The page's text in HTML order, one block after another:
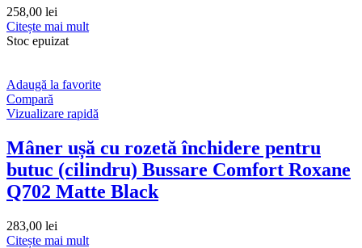
258,00 lei
Citește mai mult
Stoc epuizat
Adaugă la favorite
Compară
Vizualizare rapidă
Mâner ușă cu rozetă închidere pentru
butuc (cilindru) Bussare Comfort Roxane
Q702 Matte Black
283,00 lei
Citește mai mult